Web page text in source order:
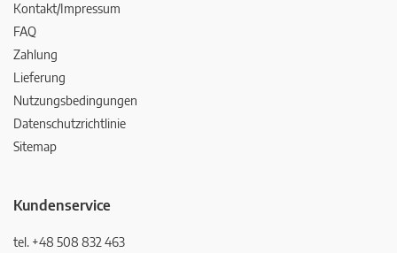
Kontakt/Impressum
FAQ
Zahlung
Lieferung
Nutzungsbedingungen
Datenschutzrichtlinie
Sitemap
Kundenservice
tel. +48 508 832 463